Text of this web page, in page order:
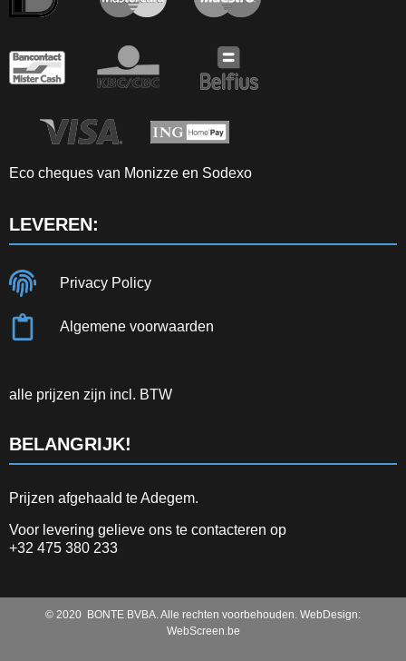
Eco cheques van Monizze en Sodexo
LEVEREN:
Privacy Policy
Algemene voorwaarden
alle prijzen zijn incl. BTW
BELANGRIJK!
Prijzen afgehaald te Adegem.
Voor levering gelieve ons te contacteren op
+32 475 380 233
© 2020 BONTE BVBA. Alle rechten voorbehouden. WebDesign:
WebScreen.be